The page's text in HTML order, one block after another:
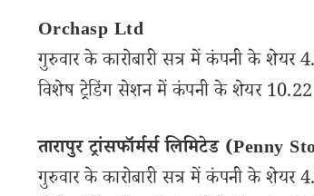
Orchasp Ltd
गुरुवार के कारोबारी सत्र में कंपनी के
विशेष ट्रेडिंग सेशन में कंपनी के शेयर 10.22
तारापुर ट्रांसफॉर्मर्स लिमिटेड (Penny
गुरुवार के कारोबारी सत्र में कंपनी के शेयर